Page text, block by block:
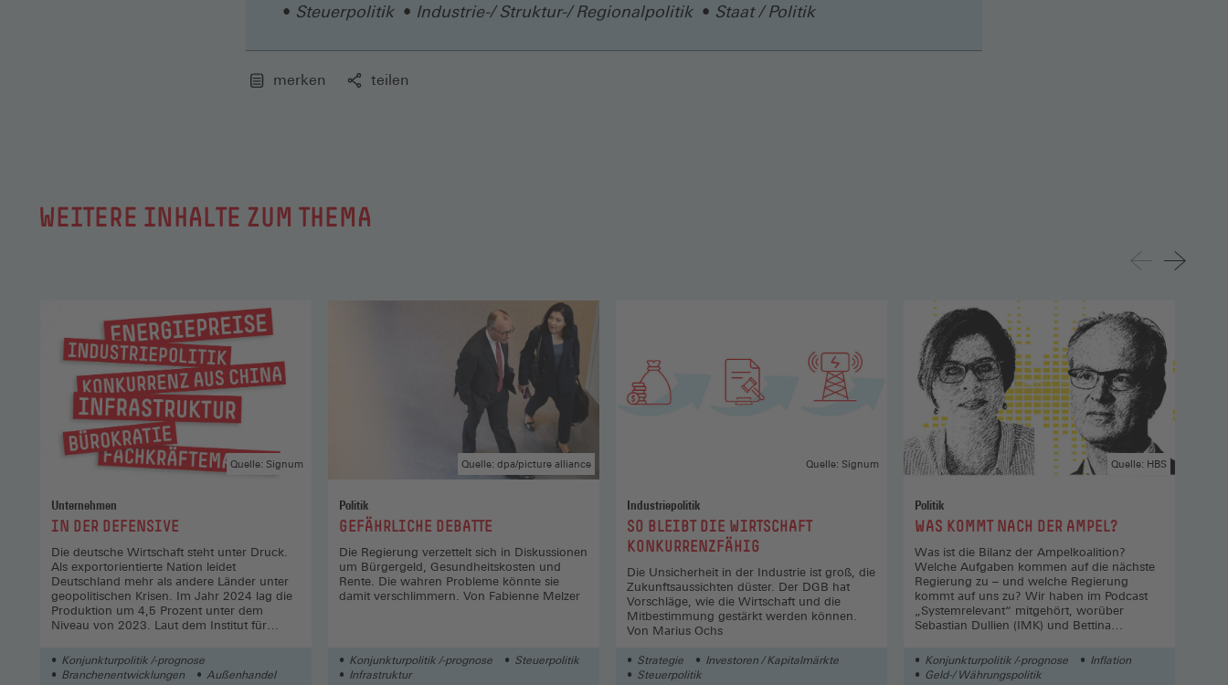
Steuerpolitik Industrie-/ Struktur-/ Regionalpolitik Staat / Politik
merken teilen
WEITERE INHALTE ZUM THEMA
Unternehmen
:IN DER DEFENSIVE
Quelle: Signum
Die deutsche Wirtschaft steht unter Druck.
Als exportorientierte Nation leidet
Deutschland mehr als andere Länder unter
geopolitischen Krisen. Im Jahr 2024 lag die
Produktion um 4,5 Prozent unter dem
Niveau von 2023. Laut dem Institut für
deutschen Industrie derzeit monatlich rund
10 000 Arbeitsplätze verloren. Auch der
Konjunkturpolitik /-prognose
Branchenentwicklungen
Außenhandel
Politik
:GEFÄHRLICHE DEBATTE
Quelle: dpa/picture alliance
Die Regierung verzettelt sich in Diskussionen
um Bürgergeld, Gesundheitskosten und
Rente. Die wahren Probleme könnte sie
damit verschlimmern. Von Fabienne Melzer
Konjunkturpolitik /-prognose
Steuerpolitik
Infrastruktur
Industriepolitik
:SO BLEIBT DIE WIRTSCHAFT
KONKURRENZFÄHIG
Quelle: Signum
Die Unsicherheit in der Industrie ist groß, die
Zukunftsaussichten düster. Der DGB hat
Vorschläge, wie die Wirtschaft und die
Mitbestimmung gestärkt werden können.
Von Marius Ochs
Strategie
Investoren / Kapitalmärkte
Steuerpolitik
Politik
:WAS KOMMT NACH DER AMPEL?
Quelle: HBS
Was ist die Bilanz der Ampelkoalition?
Welche Aufgaben kommen auf die nächste
Regierung zu – und welche Regierung
kommt auf uns zu? Wir haben im Podcast
„Systemrelevant“ mitgehört, worüber
Sebastian Dullien (IMK) und Bettina
Kay Meiners
Konjunkturpolitik /-prognose
Inflation
Geld-/ Währungspolitik